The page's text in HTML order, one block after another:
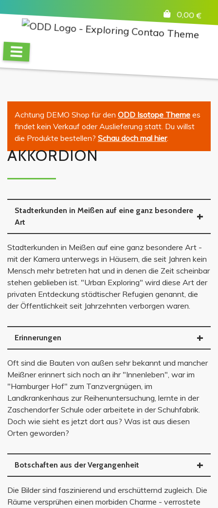
0,00€
Achtung DEMO Shop für den ODD Isotope Theme es
findet kein Verkauf oder Auslieferung statt. Du willst
die Produkte bestellen? Schau doch mal hier.
AKKORDION
Stadterkunden in Meißen auf eine ganz besondere
Art
Stadterkunden in Meißen auf eine ganz besondere Art -
mit der Kamera unterwegs in Häusern, die seit Jahren kein
Mensch mehr betreten hat und in denen die Zeit scheinbar
stehen geblieben ist. "Urban Exploring" wird diese Art der
privaten Entdeckung städtischer Refugien genannt, die
der Öffentlichkeit seit Jahrzehnten verborgen waren.
Erinnerungen
Oft sind die Bauten von außen sehr bekannt und mancher
Meißner erinnert sich noch an ihr "Innenleben", war im
"Hamburger Hof" zum Tanzvergnügen, im
Landkrankenhaus zur Reihenuntersuchung, lernte in der
Zaschendorfer Schule oder arbeitete in der Schuhfabrik.
Doch wie sieht es jetzt dort aus? Was ist aus diesen
Orten geworden?
Botschaften aus der Vergangenheit
Die Bilder sind faszinierend und erschütternd zugleich. Die
Räume versprühen einen morbiden Charme - verrostete